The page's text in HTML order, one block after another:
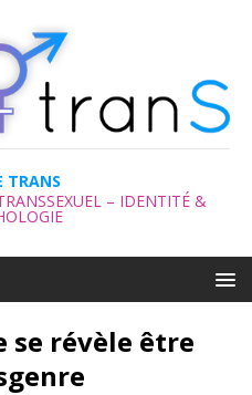
TRANS
– IDENTITÉ &
se révèle être